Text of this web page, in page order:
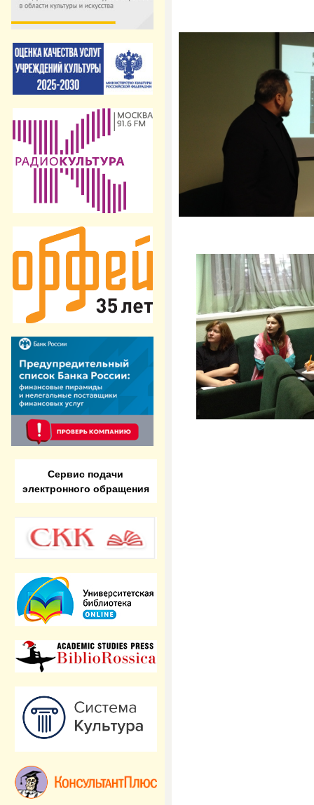
Сервис подачи
электронного обращения